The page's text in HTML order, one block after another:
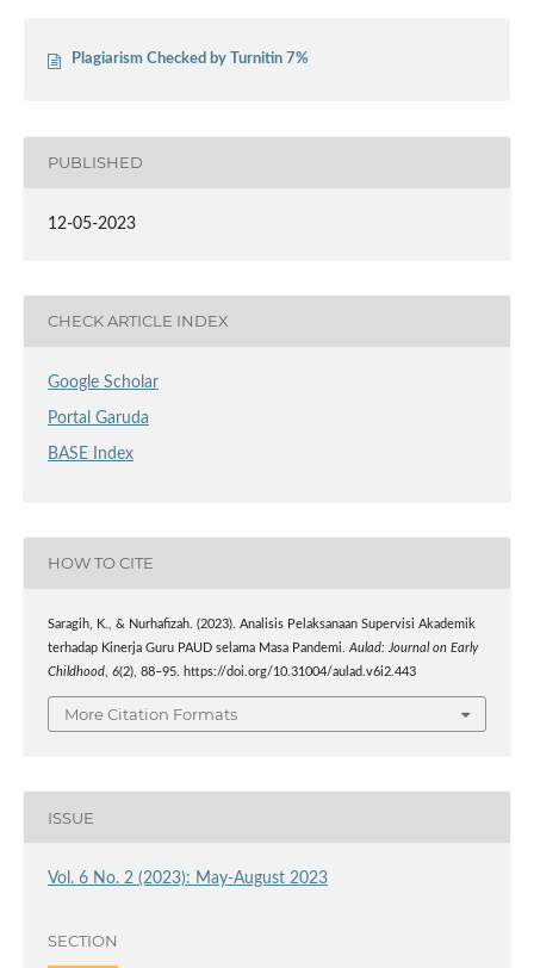
Plagiarism Checked by Turnitin 7%
PUBLISHED
12-05-2023
CHECK ARTICLE INDEX
Google Scholar
Portal Garuda
BASE Index
HOW TO CITE
Saragih, K., & Nurhafizah. (2023). Analisis Pelaksanaan Supervisi Akademik
terhadap Kinerja Guru PAUD selama Masa Pandemi. Aulad: Journal on Early
Childhood, 6(2), 88–95. https://doi.org/10.31004/aulad.v6i2.443
More Citation Formats
ISSUE
Vol. 6 No. 2 (2023): May-August 2023
SECTION